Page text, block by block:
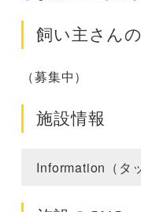
飼い主さん
（募集中）
施設情報
Information（タ